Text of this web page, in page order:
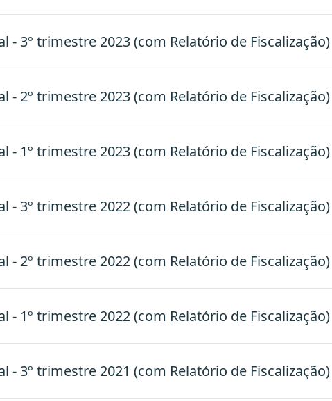
- 3º trimestre 2023 (com Relatório de Fiscalização)
- 2º trimestre 2023 (com Relatório de Fiscalização)
- 1º trimestre 2023 (com Relatório de Fiscalização)
- 3º trimestre 2022 (com Relatório de Fiscalização)
- 2º trimestre 2022 (com Relatório de Fiscalização)
- 1º trimestre 2022 (com Relatório de Fiscalização)
- 3º trimestre 2021 (com Relatório de Fiscalização)